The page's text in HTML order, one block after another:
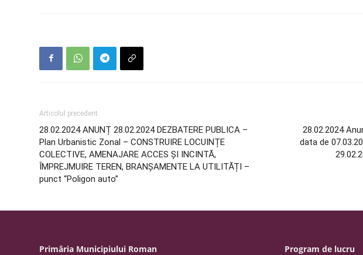
Articolul precedent
28.02.2024 ANUNȚ 28.02.2024 DEZBATERE PUBLICA –
Plan Urbanistic Zonal – CONSTRUIRE LOCUINȚE
COLECTIVE, AMENAJARE ACCES ȘI INCINTĂ,
ÎMPREJMUIRE TEREN, BRANȘAMENTE LA UTILITĂȚI –
punct “Poligon auto”
28.02.2024
data de
Primăria Municipiului Roman Program de lucru